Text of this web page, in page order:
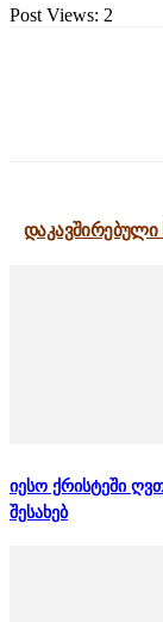
Post Views: 2
დაკავშირებული
იესო ქრისტეში
შესახებ